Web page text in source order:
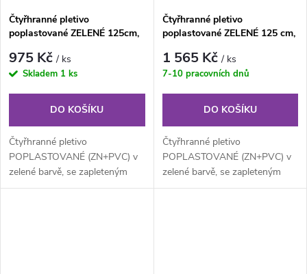
Čtyřhranné pletivo
poplastované ZELENÉ 125cm,
napínacím drátem
975 Kč/ ks
Skladem 1 ks
DO KOŠÍKU
Čtyřhranné pletivo
POPLASTOVANÉ (ZN+PVC) v
zelené barvě, se zapleteným
napínacím drátem. Výška 125
Čtyřhranné pletivo
poplastované ZELENÉ 125 cm,
napínacím drátem
1 565 Kč/ ks
7-10 pracovních dnů
DO KOŠÍKU
Čtyřhranné pletivo
POPLASTOVANÉ (ZN+PVC) v
zelené barvě, se zapleteným
napínacím drátem. Výška 125